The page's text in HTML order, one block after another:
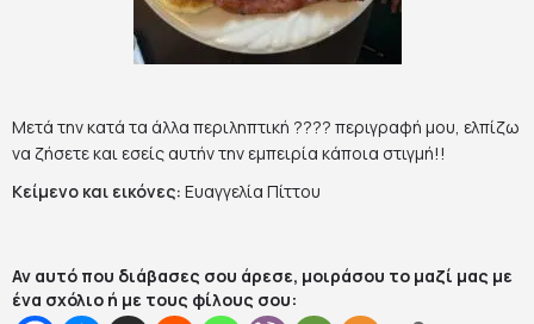
Μετά την κατά τα άλλα περιληπτική ???? περιγραφή μου, ελπίζω
να ζήσετε και εσείς αυτήν την εμπειρία κάποια στιγμή!!
Κείμενο και εικόνες: Ευαγγελία Πίττου
Αν αυτό που διάβασες σου άρεσε, μοιράσου το μαζί μας με
ένα σχόλιο ή με τους φίλους σου: